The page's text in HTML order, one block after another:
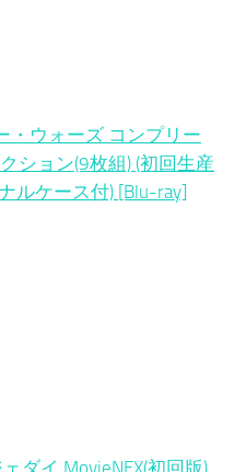
・ウォーズ コンプリー
ション(9枚組) (初回生産
ルケース付) [Blu-ray]